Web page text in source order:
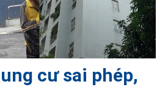
cư sai phép,